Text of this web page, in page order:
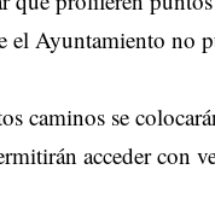
Ayuntamiento no
caminos se
acceder con